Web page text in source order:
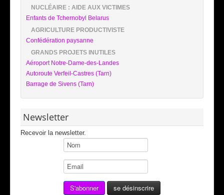
NUCLÉAIRE : AIDE AUX VICTIMES
Enfants de Tchernobyl Belarus
AGRICULTURE PRODUCTIVISTE
Confédération paysanne
GRANDS PROJETS INUTILES
Aéroport Notre-Dame-des-Landes
Autoroute Verfeil-Castres (Tarn)
Barrage de Sivens (Tarn)
Newsletter
Recevoir la newsletter.